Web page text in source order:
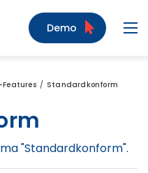
Demo
Features Standardkonform
"Standardkonform".